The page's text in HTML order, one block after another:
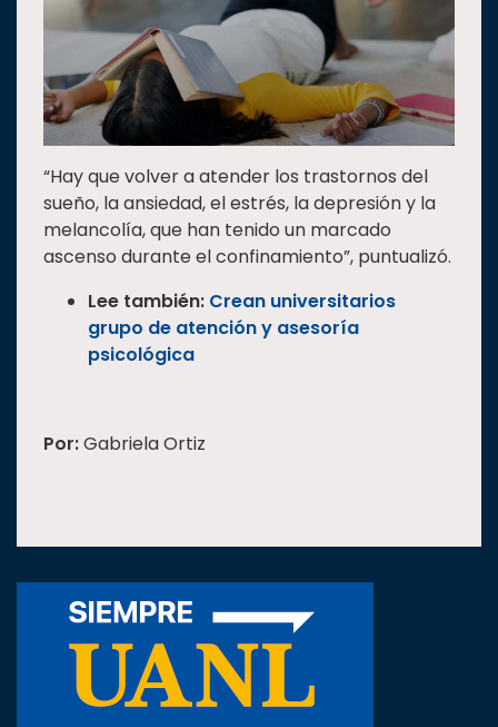
“Hay que volver a atender los trastornos del
sueño, la ansiedad, el estrés, la depresión y la
melancolía, que han tenido un marcado
ascenso durante el confinamiento”, puntualizó.
Lee también: Crean universitarios
grupo de atención y asesoría
psicológica
Por:Gabriela Ortiz